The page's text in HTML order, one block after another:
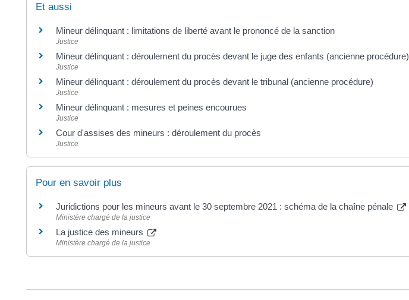
Et aussi
Mineur délinquant : limitations de liberté avant le prononcé de la sanction
Justice
Mineur délinquant : déroulement du procès devant le juge des enfants (ancienne procédure)
Justice
Mineur délinquant : déroulement du procès devant le tribunal (ancienne procédure)
Justice
Mineur délinquant : mesures et peines encourues
Justice
Cour d'assises des mineurs : déroulement du procès
Justice
Pour en savoir plus
Juridictions pour les mineurs avant le 30 septembre 2021 : schéma de la chaîne pénale
Ministère chargé de la justice
La justice des mineurs
Ministère chargé de la justice